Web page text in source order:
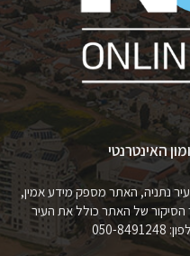
האינטרנטי
נתניה, האתר מספק מידע אמין,
הסיקור של האתר כולל את העיר